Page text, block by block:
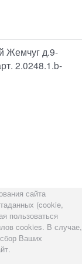
Жемчуг д.9-
2.0248.1.b-
сайта
(cookie,
пользоваться
cookies. В случае,
Ваших